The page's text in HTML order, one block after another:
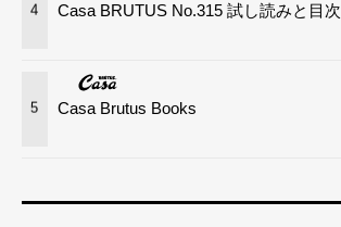
4 Casa BRUTUS No.315 試し読みと目次
5 Casa Brutus Books